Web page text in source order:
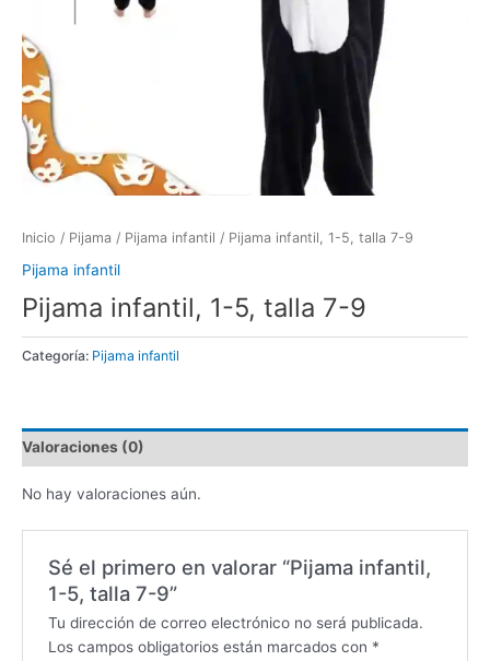
Inicio / Pijama / Pijama infantil / Pijama infantil, 1-5, talla 7-9
Pijama infantil
Pijama infantil, 1-5, talla 7-9
Categoría: Pijama infantil
Valoraciones (0)
No hay valoraciones aún.
Sé el primero en valorar “Pijama infantil,
1-5, talla 7-9”
Tu dirección de correo electrónico no será publicada.
Los campos obligatorios están marcados con *